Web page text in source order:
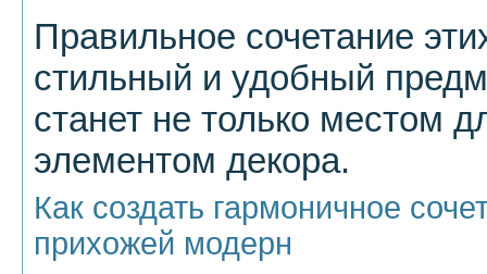
Правильное сочетание
стильный и удобный
станет не только местом
элементом декора.
Как создать гармоничное
прихожей модерн